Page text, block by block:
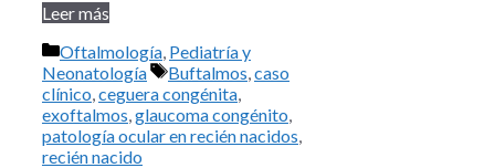
Leer más
Categorías
Oftalmología Pediatría y
Neonatología
Etiquetas
Buftalmos caso
clínico ceguera congénita
exoftalmos glaucoma congénito
patología ocular en recién nacidos
recién nacido